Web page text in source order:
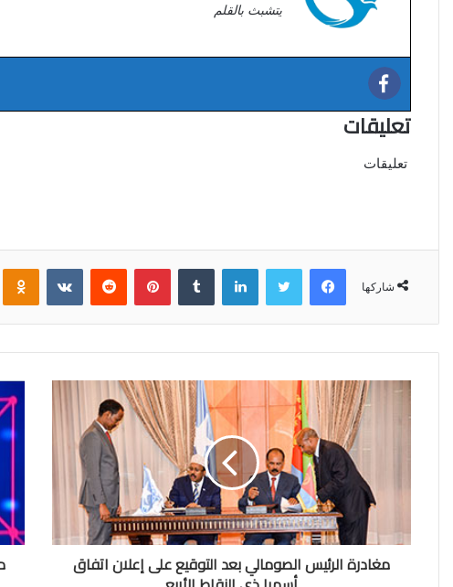
يتشبث بالقلم
تعليقات
تعليقات
شاركها
فيسبوك لينكدإن بينتيريست
مغادرة الرئيس الصومالي بعد التوقيع على إعلان اتفاق